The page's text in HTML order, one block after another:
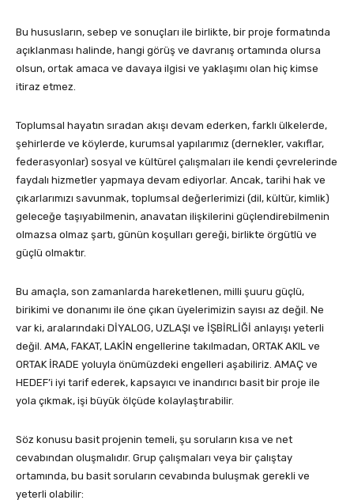
Bu hususların, sebep ve sonuçları ile birlikte, bir proje formatında
açıklanması halinde, hangi görüş ve davranış ortamında olursa
olsun, ortak amaca ve davaya ilgisi ve yaklaşımı olan hiç kimse
itiraz etmez.
Toplumsal hayatın sıradan akışı devam ederken, farklı ülkelerde,
şehirlerde ve köylerde, kurumsal yapılarımız (dernekler, vakıflar,
federasyonlar) sosyal ve kültürel çalışmaları ile kendi çevrelerinde
faydalı hizmetler yapmaya devam ediyorlar. Ancak, tarihi hak ve
çıkarlarımızı savunmak, toplumsal değerlerimizi (dil, kültür, kimlik)
geleceğe taşıyabilmenin, anavatan ilişkilerini güçlendirebilmenin
olmazsa olmaz şartı, günün koşulları gereği, birlikte örgütlü ve
güçlü olmaktır.
Bu amaçla, son zamanlarda hareketlenen, milli şuuru güçlü,
birikimi ve donanımı ile öne çıkan üyelerimizin sayısı az değil. Ne
var ki, aralarındaki DİYALOG, UZLAŞI ve İŞBİRLİĞİ anlayışı yeterli
değil. AMA, FAKAT, LAKİN engellerine takılmadan, ORTAK AKIL ve
ORTAK İRADE yoluyla önümüzdeki engelleri aşabiliriz. AMAÇ ve
HEDEF’i iyi tarif ederek, kapsayıcı ve inandırıcı basit bir proje ile
yola çıkmak, işi büyük ölçüde kolaylaştırabilir.
Söz konusu basit projenin temeli, şu soruların kısa ve net
cevabından oluşmalıdır. Grup çalışmaları veya bir çalıştay
ortamında, bu basit soruların cevabında buluşmak gerekli ve
yeterli olabilir: